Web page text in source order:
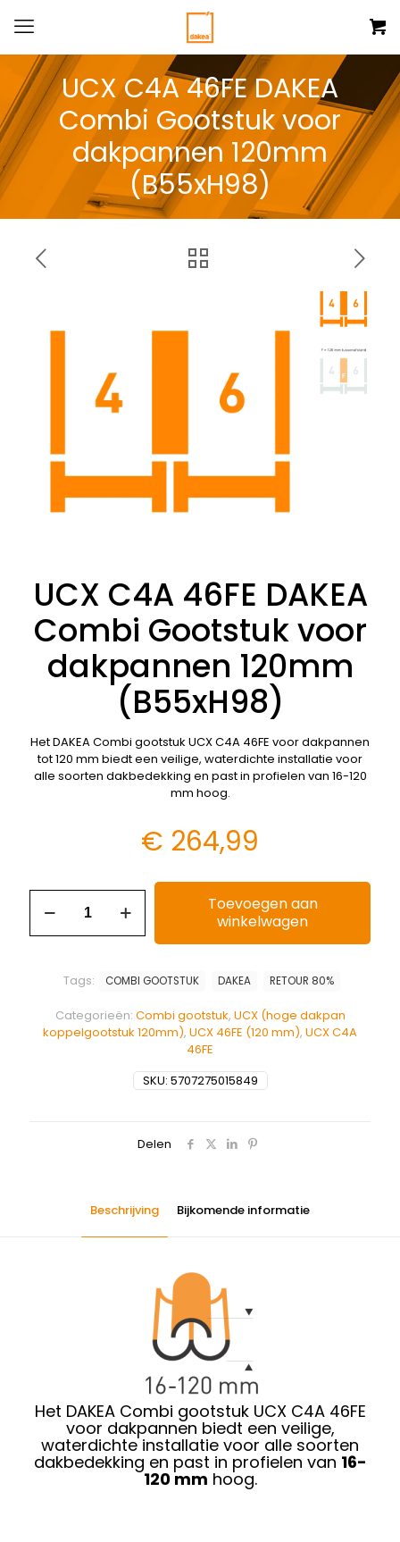
UCX C4A 46FE DAKEA
Combi Gootstuk voor
dakpannen 120mm
(B55xH98)
UCX C4A 46FE DAKEA
Combi Gootstuk voor
dakpannen 120mm
(B55xH98)
Het DAKEA Combi gootstuk UCX C4A 46FE voor dakpannen
tot 120 mm biedt een veilige, waterdichte installatie voor
alle soorten dakbedekking en past in profielen van 16-120
mm hoog.
€ 264,99
Toevoegen aan
winkelwagen
SKU: 5707275015849
Categorieën: Combi gootstuk, UCX (hoge dakpan
koppelgootstuk 120mm), UCX 46FE (120 mm), UCX C4A
46FE
Tags: COMBI GOOTSTUK DAKEA RETOUR 80%
Delen
Beschrijving Bijkomende informatie
Het DAKEA Combi gootstuk UCX C4A 46FE
voor dakpannen biedt een veilige,
waterdichte installatie voor alle soorten
dakbedekking en past in profielen van 16-
120 mm hoog.